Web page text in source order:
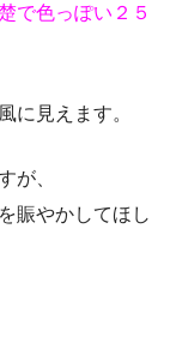
で色っぽい２５
に見えます。
が、
賑やかしてほし